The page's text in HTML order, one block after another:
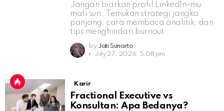
Jangan biarkan profil LinkedIn-mu
mati suri. Temukan strategi jangka
panjang, cara membaca analitik, dan
tips menghindari burnout.
by Jati Sunarto
July 27, 2026, 5:08 pm
Karir
Fractional Executive vs
Konsultan: Apa Bedanya?